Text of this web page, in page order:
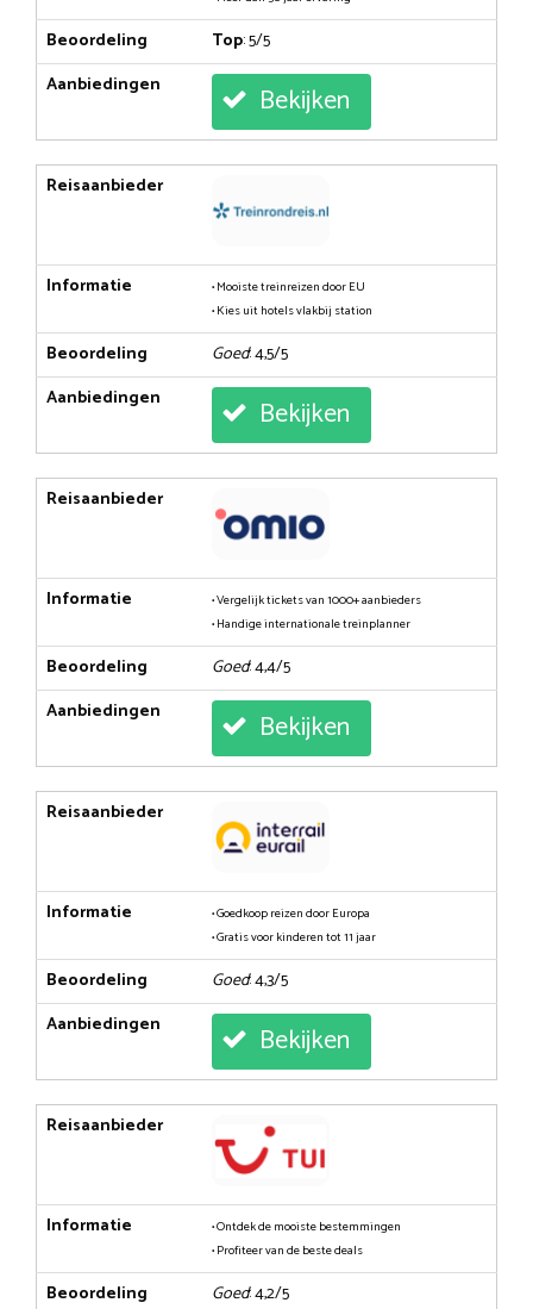
Beoordeling Top: 5/5
Aanbiedingen
Bekijken
Reisaanbieder
Informatie
• Mooiste treinreizen door EU
• Kies uit hotels vlakbij station
Beoordeling Goed: 4,5/5
Aanbiedingen
Bekijken
Reisaanbieder
Informatie
• Vergelijk tickets van 1000+ aanbieders
• Handige internationale treinplanner
Beoordeling Goed: 4,4/5
Aanbiedingen
Bekijken
Reisaanbieder
Informatie
• Goedkoop reizen door Europa
• Gratis voor kinderen tot 11 jaar
Beoordeling Goed: 4,3/5
Aanbiedingen
Bekijken
Reisaanbieder
Informatie
• Ontdek de mooiste bestemmingen
• Profiteer van de beste deals
Beoordeling Goed: 4,2/5